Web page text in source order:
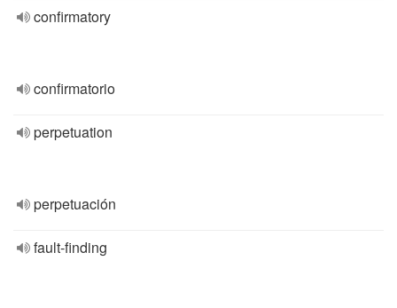
confirmatory
confirmatorio
perpetuation
perpetuación
fault-finding